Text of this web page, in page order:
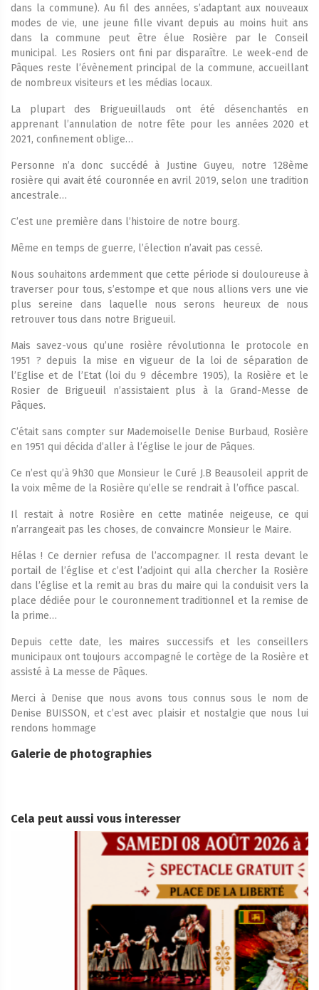
dans la commune). Au fil des années, s’adaptant aux nouveaux
modes de vie, une jeune fille vivant depuis au moins huit ans
dans la commune peut être élue Rosière par le Conseil
municipal. Les Rosiers ont fini par disparaître. Le week-end de
Pâques reste l’évènement principal de la commune, accueillant
de nombreux visiteurs et les médias locaux.
La plupart des Brigueuillauds ont été désenchantés en
apprenant l’annulation de notre fête pour les années 2020 et
2021, confinement oblige…
Personne n’a donc succédé à Justine Guyeu, notre 128ème
rosière qui avait été couronnée en avril 2019, selon une tradition
ancestrale…
C’est une première dans l’histoire de notre bourg.
Même en temps de guerre, l’élection n’avait pas cessé.
Nous souhaitons ardemment que cette période si douloureuse à
traverser pour tous, s’estompe et que nous allions vers une vie
plus sereine dans laquelle nous serons heureux de nous
retrouver tous dans notre Brigueuil.
Mais savez-vous qu’une rosière révolutionna le protocole en
1951 ? depuis la mise en vigueur de la loi de séparation de
l’Eglise et de l’Etat (loi du 9 décembre 1905), la Rosière et le
Rosier de Brigueuil n’assistaient plus à la Grand-Messe de
Pâques.
C’était sans compter sur Mademoiselle Denise Burbaud, Rosière
en 1951 qui décida d’aller à l’église le jour de Pâques.
Ce n’est qu’à 9h30 que Monsieur le Curé J.B Beausoleil apprit de
la voix même de la Rosière qu’elle se rendrait à l’office pascal.
Il restait à notre Rosière en cette matinée neigeuse, ce qui
n’arrangeait pas les choses, de convaincre Monsieur le Maire.
Hélas ! Ce dernier refusa de l’accompagner. Il resta devant le
portail de l’église et c’est l’adjoint qui alla chercher la Rosière
dans l’église et la remit au bras du maire qui la conduisit vers la
place dédiée pour le couronnement traditionnel et la remise de
la prime…
Depuis cette date, les maires successifs et les conseillers
municipaux ont toujours accompagné le cortège de la Rosière et
assisté à La messe de Pâques.
Merci à Denise que nous avons tous connus sous le nom de
Denise BUISSON, et c’est avec plaisir et nostalgie que nous lui
rendons hommage
Galerie de photographies
Cela peut aussi vous interesser